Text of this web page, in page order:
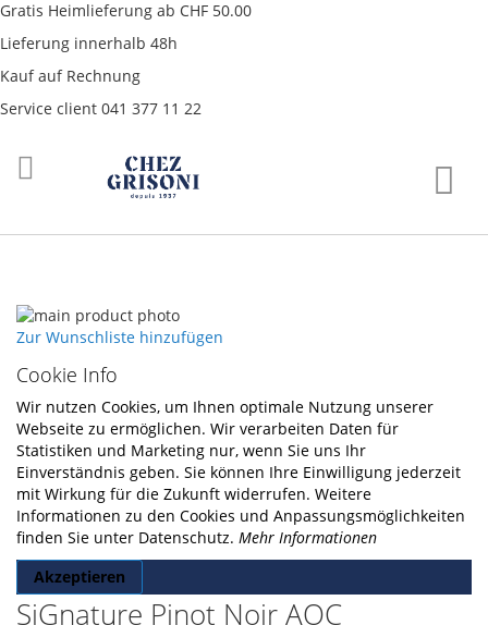
Gratis Heimlieferung ab CHF 50.00
Lieferung innerhalb 48h
Kauf auf Rechnung
Service client 041 377 11 22
Cookie Info
Wir nutzen Cookies, um Ihnen optimale Nutzung unserer
Webseite zu ermöglichen. Wir verarbeiten Daten für
Statistiken und Marketing nur, wenn Sie uns Ihr
Einverständnis geben. Sie können Ihre Einwilligung jederzeit
mit Wirkung für die Zukunft widerrufen. Weitere
Informationen zu den Cookies und Anpassungsmöglichkeiten
finden Sie unter Datenschutz. Mehr Informationen
Akzeptieren
SiGnature Pinot Noir AOC
Skip
to
end
of
the
images
gallery
Skip
the
beginning
of
the
images
gallery
Zur Wunschliste hinzufügen